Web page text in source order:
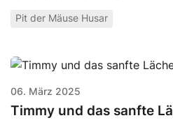
Pit der Mäuse Husar
06. März 2025
Timmy und das sanfte